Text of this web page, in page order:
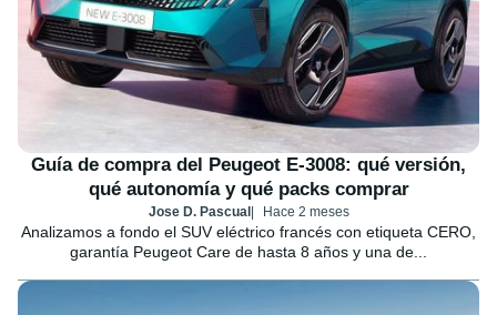
Guía de compra del Peugeot E-3008: qué versión,
qué autonomía y qué packs comprar
Jose D. Pascual Hace 2 meses
Analizamos a fondo el SUV eléctrico francés con etiqueta CERO,
garantía Peugeot Care de hasta 8 años y una de...